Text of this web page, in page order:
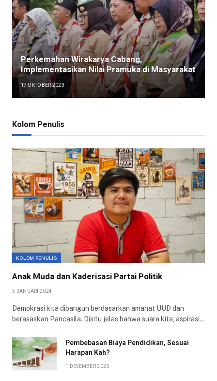
Perkemahan Wirakarya Cabang,
Implementasikan Nilai Pramuka di Masyarakat
17 OKTOBER 2023
Kolom Penulis
KOLOM PENULIS
Anak Muda dan Kaderisasi Partai Politik
5 JANUARI 2024
Demokrasi kita dibangun berdasarkan amanat UUD dan
berasaskan Pancasila. Disitu jelas bahwa suara kita, aspirasi…
Pembebasan Biaya Pendidikan, Sesuai
Harapan Kah?
1 DESEMBER 2020